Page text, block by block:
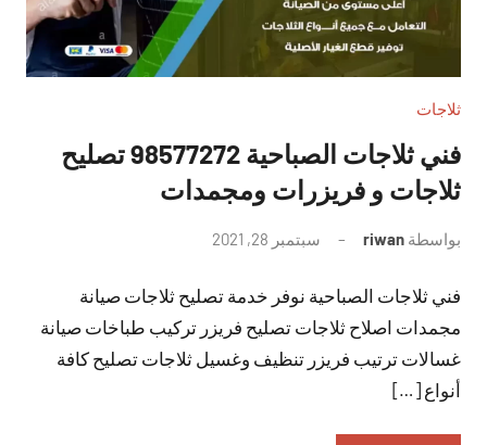
ثلاجات
فني ثلاجات الصباحية 98577272 تصليح
ثلاجات و فريزرات ومجمدات
بواسطة riwan سبتمبر 28, 2021
تعليقات
فني ثلاجات الصباحية نوفر خدمة تصليح ثلاجات صيانة
مجمدات اصلاح ثلاجات تصليح فريزر تركيب طباخات صيانة
غسالات ترتيب فريزر تنظيف وغسيل ثلاجات تصليح كافة
أنواع […]